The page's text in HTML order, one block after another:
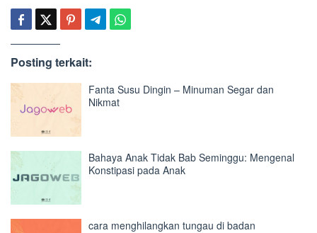
Posting terkait:
Fanta Susu Dingin – Minuman Segar dan
Nikmat
Bahaya Anak Tidak Bab Seminggu: Mengenal
Konstipasi pada Anak
cara menghilangkan tungau di badan